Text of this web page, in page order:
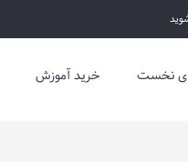
نخست خرید آموزش